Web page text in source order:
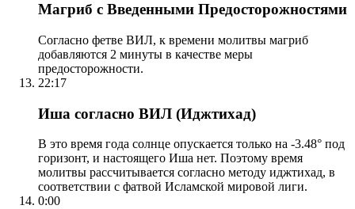
Магриб с Введенными Предосторожностями
Согласно фетве ВИЛ, к времени молитвы магриб
добавляются 2 минуты в качестве меры
предосторожности.
22:17
Иша согласно ВИЛ (Иджтихад)
В это время года солнце опускается только на -3.48° под
горизонт, и настоящего Иша нет. Поэтому время
молитвы рассчитывается согласно методу иджтихад, в
соответствии с фатвой Исламской мировой лиги.
0:00